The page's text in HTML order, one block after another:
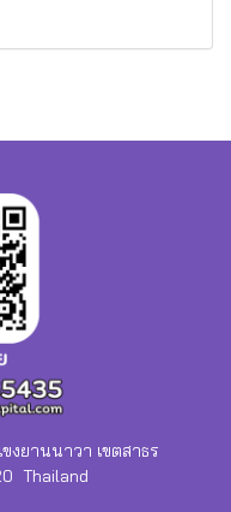
ยานนาวา เขตสาธร
Thailand